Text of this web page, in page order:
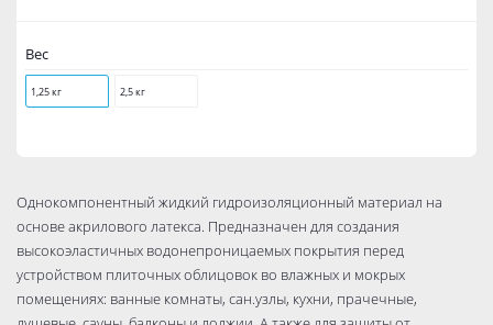
Вес
1,25 кг 2,5 кг
Однокомпонентный жидкий гидроизоляционный материал на
основе акрилового латекса. Предназначен для создания
высокоэластичных водонепроницаемых покрытия перед
устройством плиточных облицовок во влажных и мокрых
помещениях: ванные комнаты, сан.узлы, кухни, прачечные,